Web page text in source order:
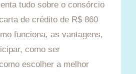
tudo sobre o consórcio
de crédito de R$ 860
funciona, as vantagens,
como ser
escolher a melhor